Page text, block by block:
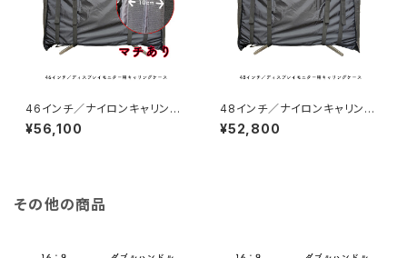
46インチ／ナイロンキャリング
ケース（マチあり）
¥56,100
48インチ／ナイロンキャリング
ケース
¥52,800
その他の商品